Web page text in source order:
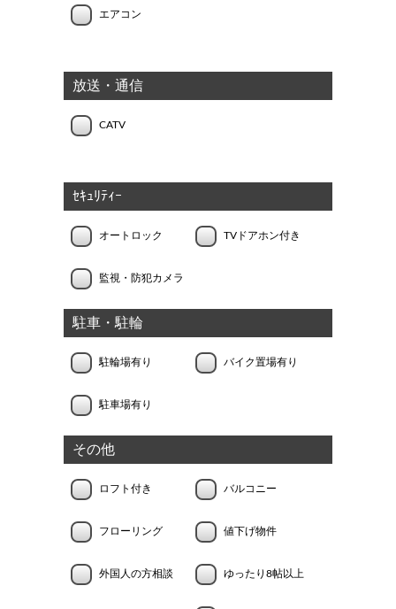
エアコン
放送・通信
CATV
ｾｷｭﾘﾃｨｰ
オートロック TVドアホン付き
監視・防犯カメラ
駐車・駐輪
駐輪場有り バイク置場有り
駐車場有り
その他
ロフト付き バルコニー
フローリング 値下げ物件
外国人の方相談 ゆったり8帖以上